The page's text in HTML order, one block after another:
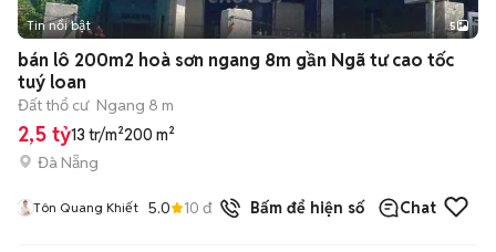
Tin nổi bật 5
bán lô 200m2 hoà sơn ngang 8m gần Ngã tư cao tốc
tuý loan
Đất thổ cư Ngang 8 m
2,5 tỷ13 tr/m²200 m²
Đà Nẵng
Tôn Quang Khiết 5.0 10 đã bán Bấm để hiện số Chat